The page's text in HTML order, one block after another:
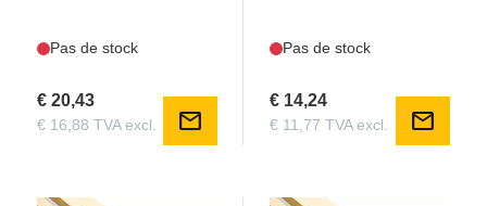
Pas de stock
€ 20,43
€ 16,88 TVA excl. mail
Pas de stock
€ 14,24
€ 11,77 TVA excl. mail